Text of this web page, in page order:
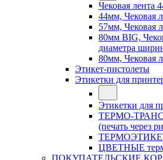
Чековая лента
44мм, Чековая
57мм, Чековая
80мм BIG,
диаметра
80мм, Чековая
Этикет-пистолеты
Этикетки для
Этикетки для
ТЕРМО-
(печать через
ЦВЕТНЫЕ
ПОКУПАТЕЛЬСКИЕ